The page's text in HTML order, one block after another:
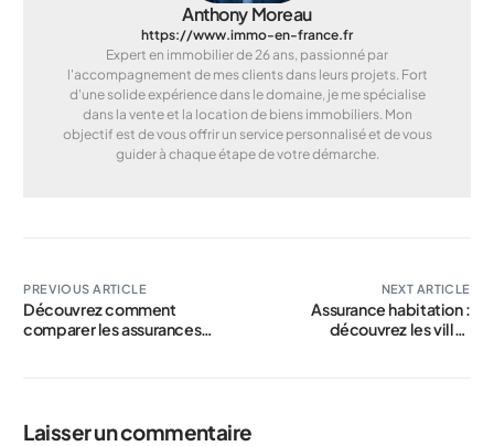
Anthony Moreau
https://www.immo-en-france.fr
Expert en immobilier de 26 ans, passionné par
l'accompagnement de mes clients dans leurs projets. Fort
d'une solide expérience dans le domaine, je me spécialise
dans la vente et la location de biens immobiliers. Mon
objectif est de vous offrir un service personnalisé et de vous
guider à chaque étape de votre démarche.
PREVIOUS ARTICLE
Découvrez comment
comparer les assurances
NEXT ARTICLE
Assurance habitation :
découvrez les villes
Laisser un commentaire